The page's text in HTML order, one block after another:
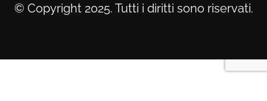
© Copyright 2025. Tutti i diritti sono riservati.